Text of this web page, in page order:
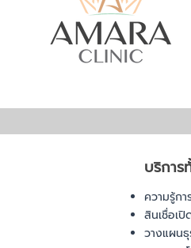
บริกา
ความรู้ก
สินเชื่อเ
วางแผน